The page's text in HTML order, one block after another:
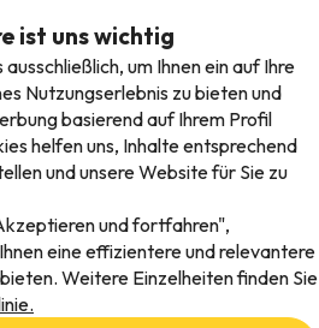
© Esquiades.com 2002-2026
ist uns wichtig
um Ihnen ein auf Ihre
Nutzungserlebnis zu bieten und
basierend auf Ihrem Profil
helfen uns, Inhalte entsprechend
und unsere Website für Sie zu
und fortfahren",
eine effizientere und relevantere
Weitere Einzelheiten finden Sie